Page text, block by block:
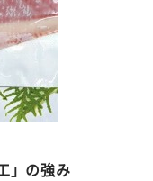
」の強み